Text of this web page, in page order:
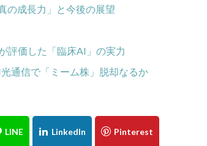
の成長力」と今後の展望
評価した「臨床AI」の実力
通信で「ミーム株」脱却なるか